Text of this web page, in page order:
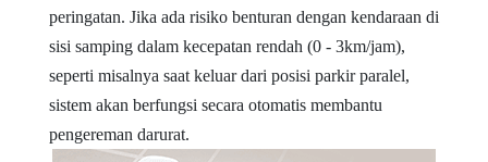
peringatan. Jika ada risiko benturan dengan kendaraan di
sisi samping dalam kecepatan rendah (0 - 3km/jam),
seperti misalnya saat keluar dari posisi parkir paralel,
sistem akan berfungsi secara otomatis membantu
pengereman darurat.